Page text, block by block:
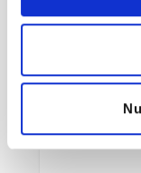
elastische